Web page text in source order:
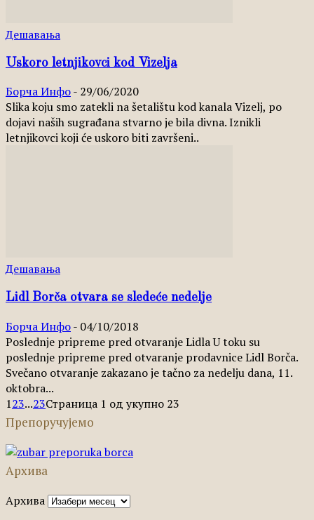
Дешавања
Uskoro letnjikovci kod Vizelja
Борча Инфо- 29/06/2020
Slika koju smo zatekli na šetalištu kod kanala Vizelj, po
dojavi naših sugrađana stvarno je bila divna. Iznikli
letnjikovci koji će uskoro biti završeni..
Дешавања
Lidl Borča otvara se sledeće nedelje
Борча Инфо- 04/10/2018
Poslednje pripreme pred otvaranje Lidla U toku su
poslednje pripreme pred otvaranje prodavnice Lidl Borča.
Svečano otvaranje zakazano je tačno za nedelju dana, 11.
oktobra...
123...23Страница 1 од укупно 23
Препоручујемо
Архива
Архива